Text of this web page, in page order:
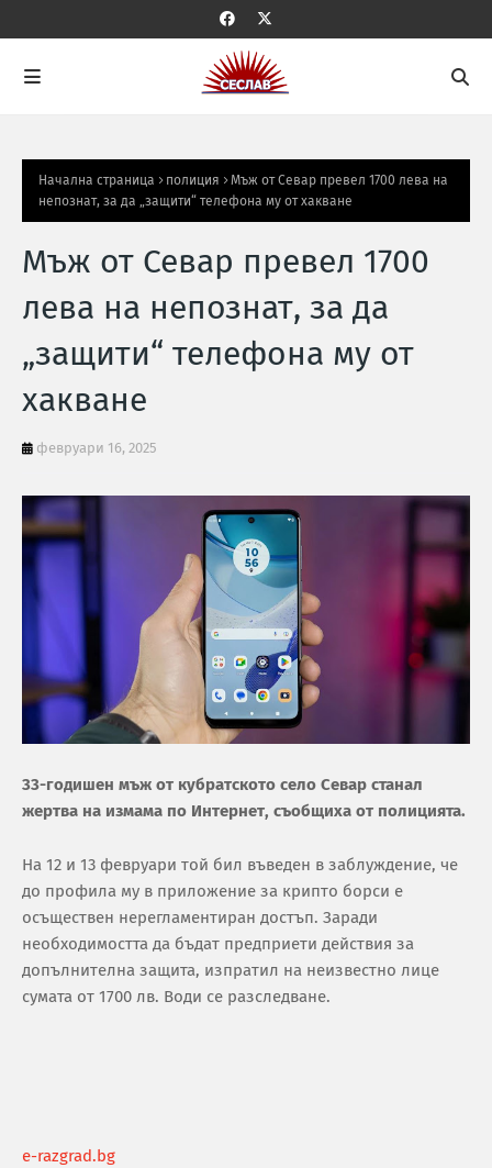
Начална страница полиция
Мъж от Севар превел 1700 лева на
непознат, за да „защити“ телефона му от хакване
Мъж от Севар превел 1700
лева на непознат, за да
„защити“ телефона му от
хакване
февруари 16, 2025
33-годишен мъж от кубратското село Севар станал
жертва на измама по Интернет, съобщиха от полицията.
На 12 и 13 февруари той бил въведен в заблуждение, че
до профила му в приложение за крипто борси е
осъществен нерегламентиран достъп. Заради
необходимостта да бъдат предприети действия за
допълнителна защита, изпратил на неизвестно лице
сумата от 1700 лв. Води се разследване.
e-razgrad.bg